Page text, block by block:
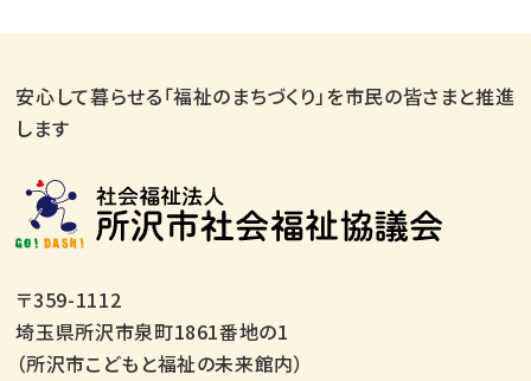
安心して暮らせる「福祉のまちづくり」を市民の皆さまと推進
します
〒359-1112
埼玉県所沢市泉町1861番地の1
（所沢市こどもと福祉の未来館内）